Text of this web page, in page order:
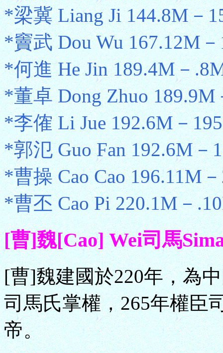
*梁冀 Liang Ji 144.8M－
*竇武 Dou Wu 167.12M
*何進 He Jin 189.4M－
*董卓 Dong Zhuo 189.9M
*李傕 Li Jue 192.6M－
*郭氾 Guo Fan 192.6M－
*曹操 Cao Cao 196.11M
*曹丕 Cao Pi 220.1M－
[曹]魏[Cao] Wei司馬
[曹]魏建國於220年，為
司馬氏掌權，265年權臣
帝。